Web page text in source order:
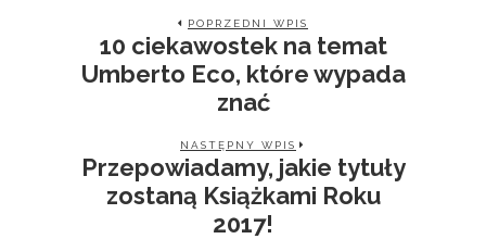
POPRZEDNI WPIS
10 ciekawostek na temat
Umberto Eco, które wypada
znać
NASTĘPNY WPIS
Przepowiadamy, jakie tytuły
zostaną Książkami Roku
2017!